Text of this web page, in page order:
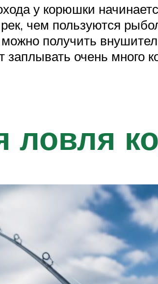
у корюшки
чем пользуются
можно получить
заплывать очень много
ловля